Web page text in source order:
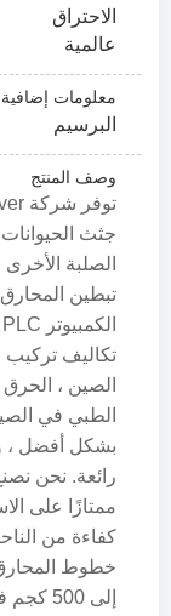
الاحتراق
عالمية
معلومات إضافية.
البرسيم
وصف المنتج
جثث الحيوانات
تبطين
تكاليف تركيب
الصين ،
الطبي في
بشكل أفضل ،
رائعة. نحن
ممتازًا على
كفاءة من
خطوط
إلى